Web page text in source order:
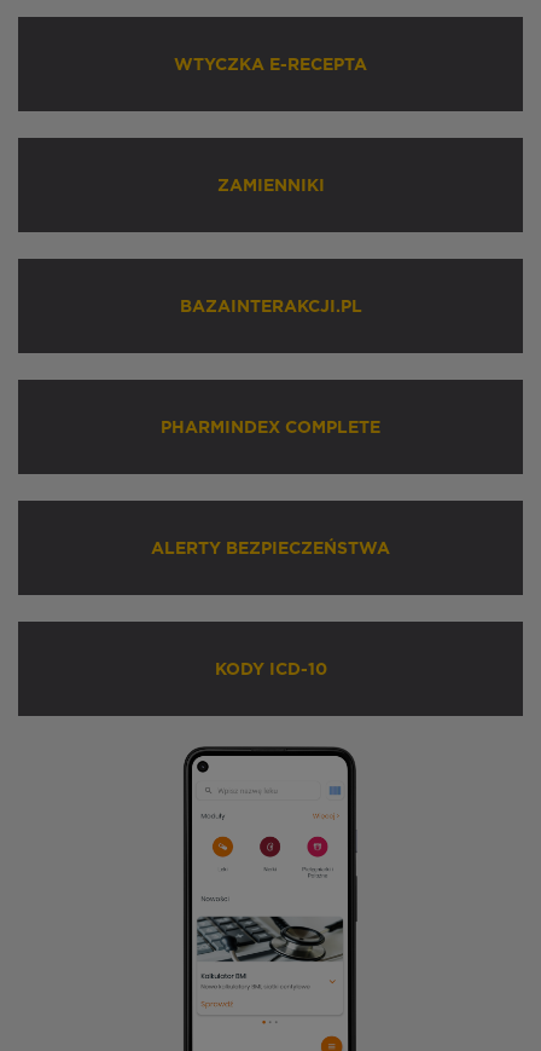
WTYCZKA E-RECEPTA
ZAMIENNIKI
BAZAINTERAKCJI.PL
PHARMINDEX COMPLETE
ALERTY BEZPIECZEŃSTWA
KODY ICD-10